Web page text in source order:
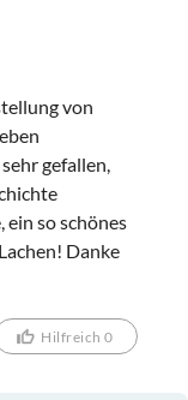
von
gefallen,
ein so schönes
Danke
Hilfreich 0